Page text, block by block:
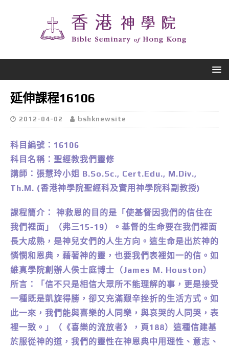
延伸課程16106
2012-04-02 bshknewsite
科目編號：16106
科目名稱：聖經教我們靈修
講師：張慧玲小姐 B.So.Sc., Cert.Edu., M.Div.,
Th.M. (香港神學院聖經科及實用神學院科副教授)
課程簡介： 神救恩的目的是「使基督因我們的信住在
我們裡面」（弗三15-19）。基督的生命要在我們裡面
長大成熟，是神兒女們的人生方向。這生命是出於神的
憐憫和恩典，藉著神的靈，也要我們表裡如一的信。如
維真學院創辦人侯士庭博士（James M. Houston）
所言：「信不只是相信大眾所不能理解的事，更是接受
一種既是凱旋得勝，卻又充滿艱辛挫折的生活方式。如
此一來，我們能與喜樂的人同樂，與哀哭的人同哭，表
裡一致。」（《喜樂的流放者》，頁188）這種信建基
於服從神的道，我們的靈性在神恩典中用理性、意志、